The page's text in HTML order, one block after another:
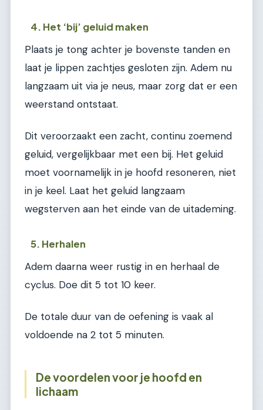
4. Het ‘bij’ geluid maken
Plaats je tong achter je bovenste tanden en
laat je lippen zachtjes gesloten zijn. Adem nu
langzaam uit via je neus, maar zorg dat er een
weerstand ontstaat.
Dit veroorzaakt een zacht, continu zoemend
geluid, vergelijkbaar met een bij. Het geluid
moet voornamelijk in je hoofd resoneren, niet
in je keel. Laat het geluid langzaam
wegsterven aan het einde van de uitademing.
5. Herhalen
Adem daarna weer rustig in en herhaal de
cyclus. Doe dit 5 tot 10 keer.
De totale duur van de oefening is vaak al
voldoende na 2 tot 5 minuten.
De voordelen voor je hoofd en
lichaam